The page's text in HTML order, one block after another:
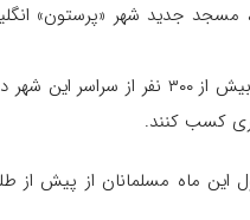
مسجد جدید شهر «پرستون»
به گزارش شبستان به نقل از روزنامه لانکاشایر
کسب کنند.
ماه مسلمانان از پیش از